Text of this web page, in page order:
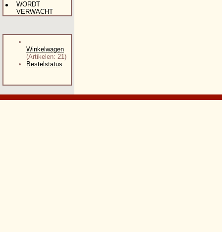
WORDT
VERWACHT
Winkelwagen
(Artikelen: 21)
Bestelstatus